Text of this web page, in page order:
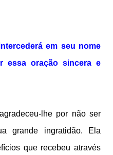
em seu nome
essa oração sincera e
lhe por não ser
grande ingratidão. Ela
que recebeu através